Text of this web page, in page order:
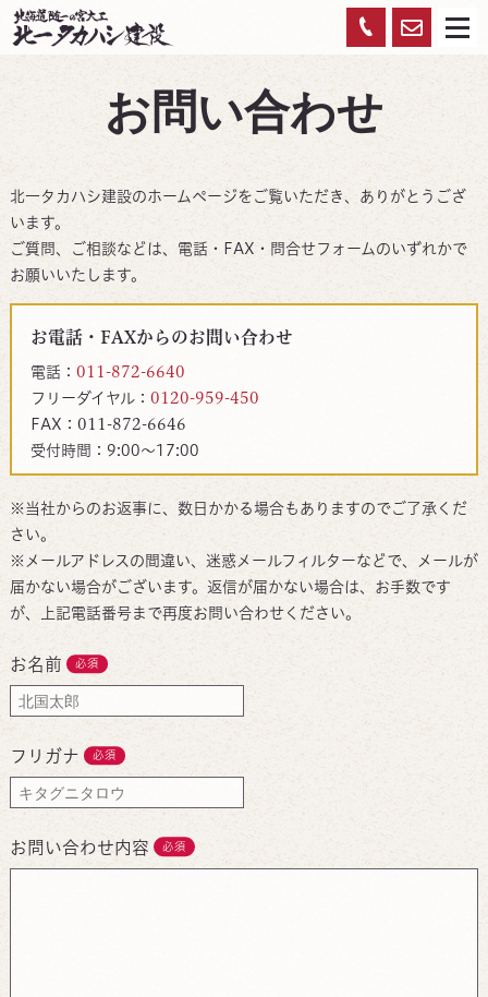
メ
0120-
450
お問い合わせ
北一タカハシ建設のホームページをご覧いただき、ありがとうござ
います。
ご質問、ご相談などは、電話・FAX・問合せフォームのいずれかで
お願いいたします。
お電話・FAXからのお問い合わせ
電話：011-872-6640
フリーダイヤル：0120-959-450
FAX：011-872-6646
受付時間：9:00〜17:00
※当社からのお返事に、数日かかる場合もありますのでご了承くだ
さい。
※メールアドレスの間違い、迷惑メールフィルターなどで、メールが
届かない場合がございます。返信が届かない場合は、お手数です
が、上記電話番号まで再度お問い合わせください。
お名前 必須
フリガナ 必須
お問い合わせ内容 必須